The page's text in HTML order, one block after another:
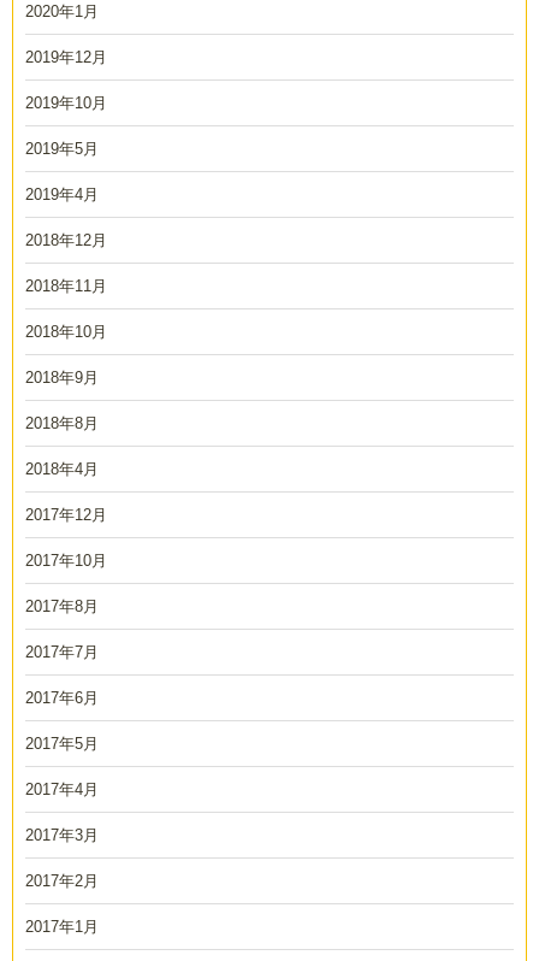
2020年1月
2019年12月
2019年10月
2019年5月
2019年4月
2018年12月
2018年11月
2018年10月
2018年9月
2018年8月
2018年4月
2017年12月
2017年10月
2017年8月
2017年7月
2017年6月
2017年5月
2017年4月
2017年3月
2017年2月
2017年1月